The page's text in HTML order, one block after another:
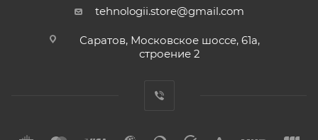
tehnologii.store@gmail.com
Саратов, Московское шоссе, 61а,
строение 2